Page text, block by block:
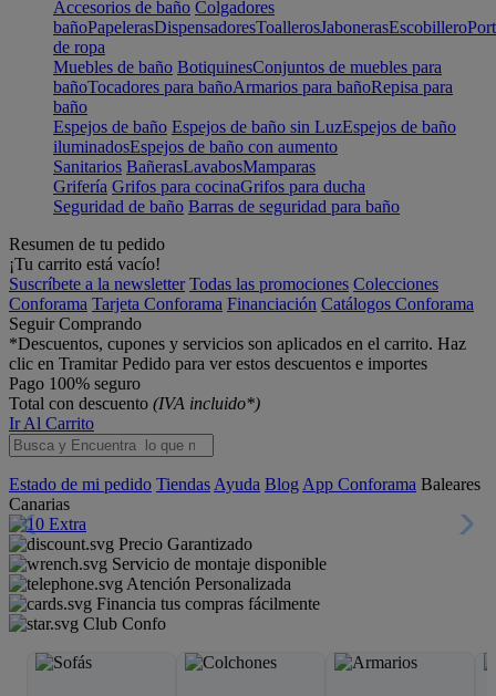
Accesorios de baño Colgadores
bañoPapelerasDispensadoresToallerosJabonerasEscobillero
de ropa
Muebles de baño BotiquinesConjuntos de muebles para
bañoTocadores para bañoArmarios para bañoRepisa para
baño
Espejos de baño Espejos de baño sin LuzEspejos de baño
iluminadosEspejos de baño con aumento
Sanitarios BañerasLavabosMamparas
Grifería Grifos para cocinaGrifos para ducha
Seguridad de baño Barras de seguridad para baño
Resumen de tu pedido
¡Tu carrito está vacío!
Suscríbete a la newsletter Todas las promociones Colecciones
Conforama Tarjeta Conforama Financiación Catálogos Conforama
Seguir Comprando
*Descuentos, cupones y servicios son aplicados en el carrito. Haz
clic en Tramitar Pedido para ver estos descuentos e importes
Pago 100% seguro
Total con descuento (IVA incluido*)
Ir Al Carrito
Estado de mi pedido Tiendas Ayuda Blog App Conforama Baleares
Canarias
Precio Garantizado
Servicio de montaje disponible
Atención Personalizada
Financia tus compras fácilmente
Club Confo